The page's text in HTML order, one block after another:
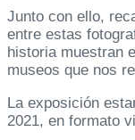
Junto con ello,
entre estas
historia muestran
museos que nos
La exposición
2021, en formato